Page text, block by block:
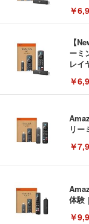
￥
【
ーミ
レイ
￥
リー
￥
体験
￥